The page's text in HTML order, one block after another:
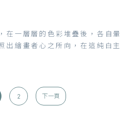
在一層層的色彩堆疊後，各自暈
出繪畫者心之所向，在這純白主
2 下一頁